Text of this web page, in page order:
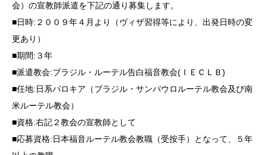
会）の宣教師派遣を下記の通り募集します。
■日時:２００９年４月より（ヴィザ習得等により、出発日時の変
更あり）
■期間:３年
■派遣教会:ブラジル・ルーテル告白福音教会(ＩＥＣＬＢ)
■任地:日系パロキア（ブラジル・サンパウロルーテル教会及び南
米ルーテル教会）
■資格:右記２教会の宣教師として
■応募資格:日本福音ルーテル教会教職（受按手）となって、５年